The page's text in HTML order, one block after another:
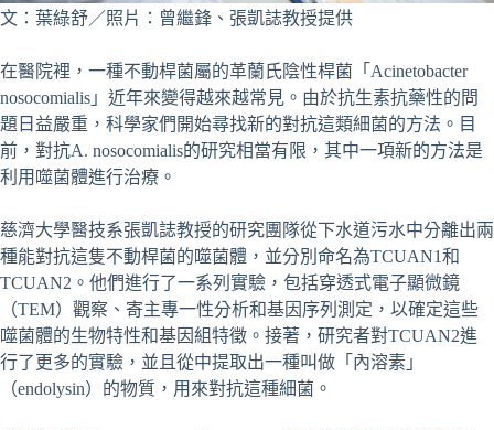
文：葉綠舒／照片：曾繼鋒、張凱誌教授提供
在醫院裡，一種不動桿菌屬的革蘭氏陰性桿菌「Acinetobacter
nosocomialis」近年來變得越來越常見。由於抗生素抗藥性的問
題日益嚴重，科學家們開始尋找新的對抗這類細菌的方法。目
前，對抗A. nosocomialis的研究相當有限，其中一項新的方法是
利用噬菌體進行治療。
慈濟大學醫技系張凱誌教授的研究團隊從下水道污水中分離出兩
種能對抗這隻不動桿菌的噬菌體，並分別命名為TCUAN1和
TCUAN2。他們進行了一系列實驗，包括穿透式電子顯微鏡
（TEM）觀察、寄主專一性分析和基因序列測定，以確定這些
噬菌體的生物特性和基因組特徵。接著，研究者對TCUAN2進
行了更多的實驗，並且從中提取出一種叫做「內溶素」
（endolysin）的物質，用來對抗這種細菌。